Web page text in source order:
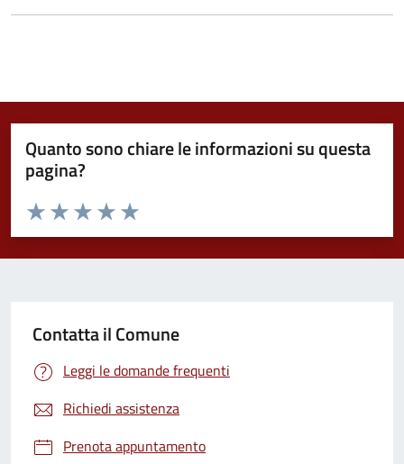
Quanto sono chiare le informazioni su questa
pagina?
Valuta da 1 a 5 stelle la pagina
Valuta 5 stelle su 5
Valuta 4 stelle su 5
Valuta 3 stelle su 5
Valuta 2 stelle su 5
Valuta 1 stelle su 5
Contatta il Comune
Leggi le domande frequenti
Richiedi assistenza
Prenota appuntamento